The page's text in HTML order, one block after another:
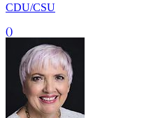
CDU/CSU
()